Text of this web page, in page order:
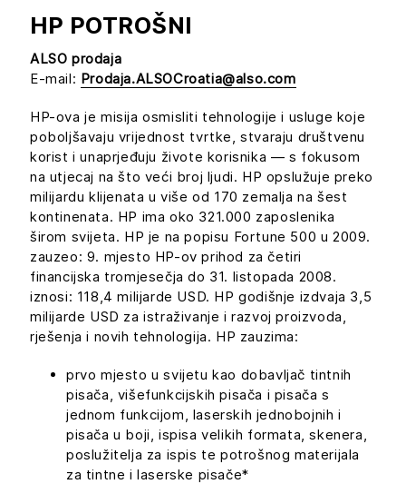
HP POTROŠNI
ALSO prodaja
E-mail: Prodaja.ALSOCroatia@also.com
HP-ova je misija osmisliti tehnologije i usluge koje
poboljšavaju vrijednost tvrtke, stvaraju društvenu
korist i unaprjeđuju živote korisnika — s fokusom
na utjecaj na što veći broj ljudi. HP opslužuje preko
milijardu klijenata u više od 170 zemalja na šest
kontinenata. HP ima oko 321.000 zaposlenika
širom svijeta. HP je na popisu Fortune 500 u 2009.
zauzeo: 9. mjesto HP-ov prihod za četiri
financijska tromjesečja do 31. listopada 2008.
iznosi: 118,4 milijarde USD. HP godišnje izdvaja 3,5
milijarde USD za istraživanje i razvoj proizvoda,
rješenja i novih tehnologija. HP zauzima:
prvo mjesto u svijetu kao dobavljač tintnih
pisača, višefunkcijskih pisača i pisača s
jednom funkcijom, laserskih jednobojnih i
pisača u boji, ispisa velikih formata, skenera,
poslužitelja za ispis te potrošnog materijala
za tintne i laserske pisače*